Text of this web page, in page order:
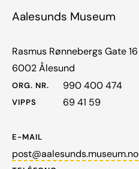
Aalesunds Museum
Rasmus Rønnebergs Gate 16
6002 Ålesund
ORG. NR. 990 400 474
VIPPS 69 41 59
E-MAIL
post@aalesunds.museum.no